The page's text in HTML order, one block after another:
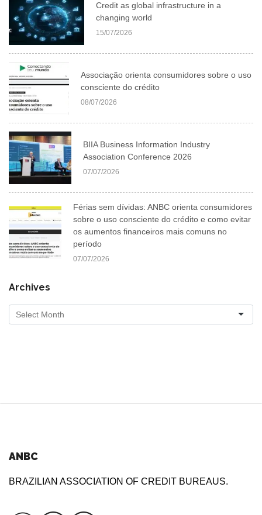
Credit as global infrastructure in a
changing world
15/07/2026
Associação orienta consumidores sobre o uso
consciente do crédito
08/07/2026
BIIA Business Information Industry
Association Conference 2026
07/07/2026
Férias sem dívidas: ANBC orienta consumidores
sobre o uso consciente do crédito e como evitar
os aumentos financeiros mais comuns no
período
07/07/2026
Archives
ANBC
BRAZILIAN ASSOCIATION OF CREDIT BUREAUS.